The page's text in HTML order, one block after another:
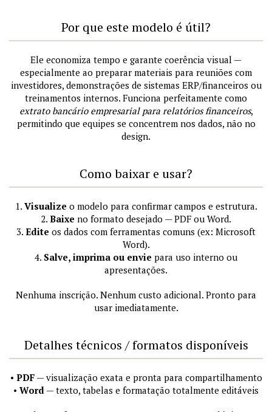
Por que este modelo é útil?
Ele economiza tempo e garante coerência visual —
especialmente ao preparar materiais para reuniões com
investidores, demonstrações de sistemas ERP/financeiros ou
treinamentos internos. Funciona perfeitamente como
extrato bancário empresarial para relatórios financeiros,
permitindo que equipes se concentrem nos dados, não no
design.
Como baixar e usar?
1. Visualize o modelo para confirmar campos e estrutura.
2. Baixe no formato desejado — PDF ou Word.
3. Edite os dados com ferramentas comuns (ex: Microsoft
Word).
4. Salve, imprima ou envie para uso interno ou
apresentações.
Nenhuma inscrição. Nenhum custo adicional. Pronto para
usar imediatamente.
Detalhes técnicos / formatos disponíveis
• PDF— visualização exata e pronta para compartilhamento
• Word — texto, tabelas e formatação totalmente editáveis